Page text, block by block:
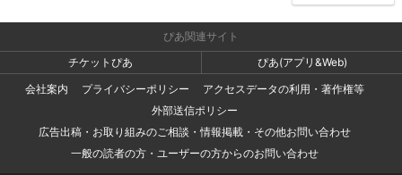
ぴあ関連サイト
チケットぴあ
ぴあ(アプリ&Web)
会社案内
プライバシーポリシー
アクセスデータの利用・著作権等
外部送信ポリシー
広告出稿・お取り組みのご相談・情報掲載・その他お問い合わせ
一般の読者の方・ユーザーの方からのお問い合わせ